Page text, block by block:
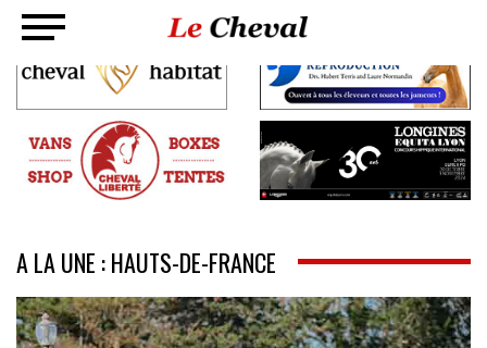
A LA UNE : HAUTS-DE-FRANCE